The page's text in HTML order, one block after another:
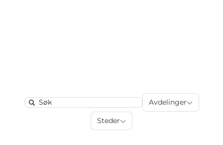
Search
Avdelinger
Avdelinger
Steder
Steder